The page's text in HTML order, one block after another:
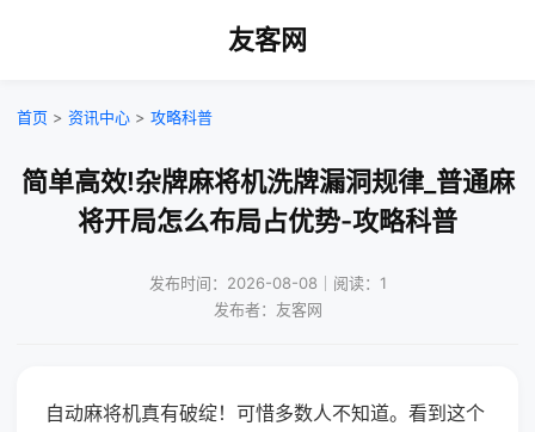
友客网
首页 > 资讯中心 > 攻略科普
简单高效!杂牌麻将机洗牌漏洞规律_普通麻
将开局怎么布局占优势-攻略科普
发布时间：2026-08-08｜阅读：1
发布者：友客网
自动麻将机真有破绽！可惜多数人不知道。看到这个